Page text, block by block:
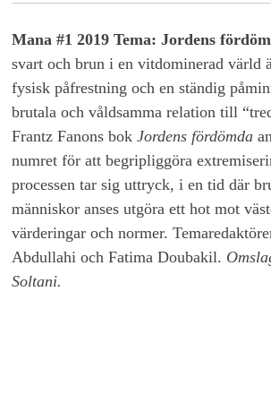
Mana #1 2019 Tema: Jordens
svart och brun i en vitdominerad värld
fysisk påfrestning och en ständig
brutala och våldsamma relation till
Frantz Fanons bokJordens fördömda
numret för att begripliggöra
processen tar sig uttryck, i en tid där
människor anses utgöra ett hot mot
värderingar och normer.
Abdullahi och Fatima Doubakil.
Soltani.